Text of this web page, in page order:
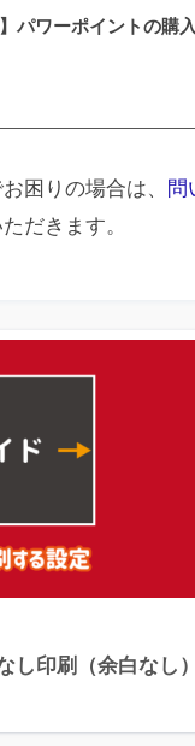
】パワーポイントの購
困りの場合は、 問
だきます。
し印刷（余白なし）